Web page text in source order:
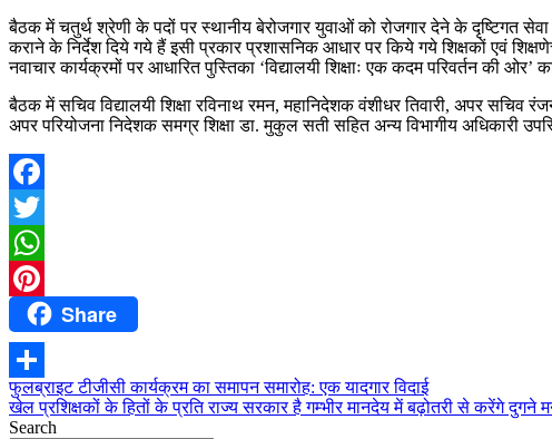
बैठक में चतुर्थ श्रेणी के पदों पर स्थानीय बेरोजगार युवाओं को रोजगार देने के दृष्टिगत
कराने के निर्देश दिये गये हैं इसी प्रकार प्रशासनिक आधार पर किये गये शिक्षकों एवं
नवाचार कार्यक्रमों पर आधारित पुस्तिका ‘विद्यालयी शिक्षाः एक कदम परिवर्तन की ओर’
बैठक में सचिव विद्यालयी शिक्षा रविनाथ रमन, महानिदेशक वंशीधर तिवारी, अपर सचिव
अपर परियोजना निदेशक समग्र शिक्षा डा. मुकुल सती सहित अन्य विभागीय अधिकारी
Facebook
Twitter
WhatsApp
PinterestShare
Share
Post
navigation
फुलब्राइट टीजीसी कार्यक्रम का समापन समारोह: एक यादगार विदाई
खेल प्रशिक्षकों के हितों के प्रति राज्य सरकार है गम्भीर मानदेय में बढ़ोतरी से करेंगे दुगने
Search